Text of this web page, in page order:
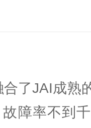
了JAI成熟
障率不到